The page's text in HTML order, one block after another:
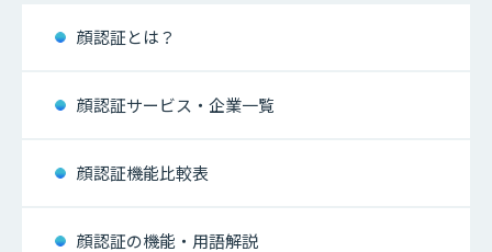
顔認証とは？
顔認証サービス・企業一覧
顔認証機能比較表
顔認証の機能・用語解説